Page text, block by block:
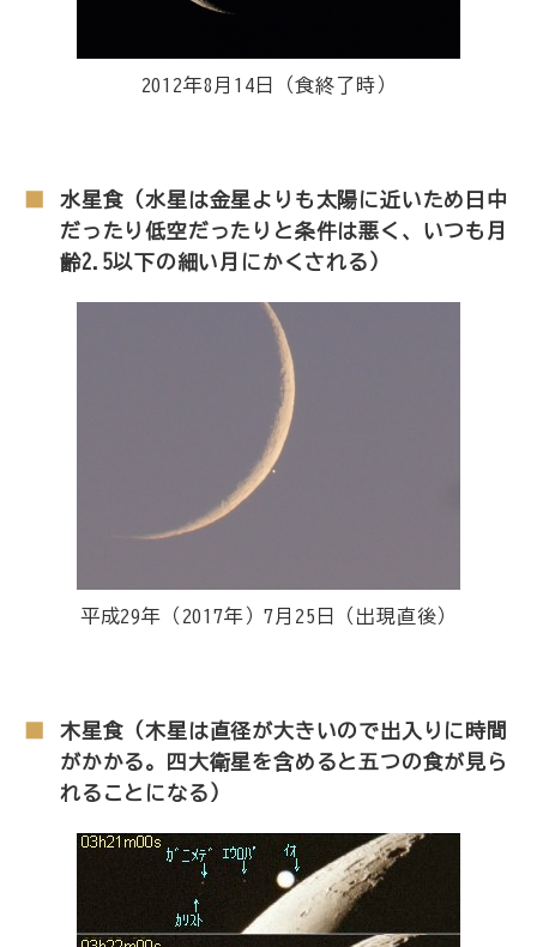
2012年8月14日（食終了時）
水星食（水星は金星よりも太陽に近いため日中
だったり低空だったりと条件は悪く、いつも月
齢2.5以下の細い月にかくされる）
平成29年（2017年）7月25日（出現直後）
木星食（木星は直径が大きいので出入りに時間
がかかる。四大衛星を含めると五つの食が見ら
れることになる）